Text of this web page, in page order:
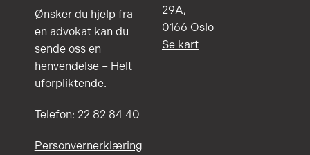
Ønsker du hjelp fra
en advokat kan du
sende oss en
henvendelse – Helt
uforpliktende.
Telefon: 22 82 84 40
Personvernerklæring
29A,
0166 Oslo
Se kart